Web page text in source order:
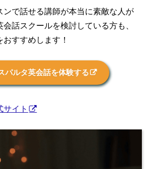
ンで話せる講師が本当に素敵な人が
話スクールを検討している方も、
すすめします！
パルタ英会話を体験する
サイト